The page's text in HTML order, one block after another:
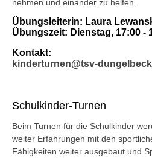
nehmen und einander zu helfen.
Übungsleiterin: Laura
Übungszeit: Dienstag, 17:00 -
Kontakt:
kinderturnen@tsv-
Schulkinder-Turnen
Beim Turnen für die Schulkinder
weiter Erfahrungen mit den
Fähigkeiten weiter ausgebaut und